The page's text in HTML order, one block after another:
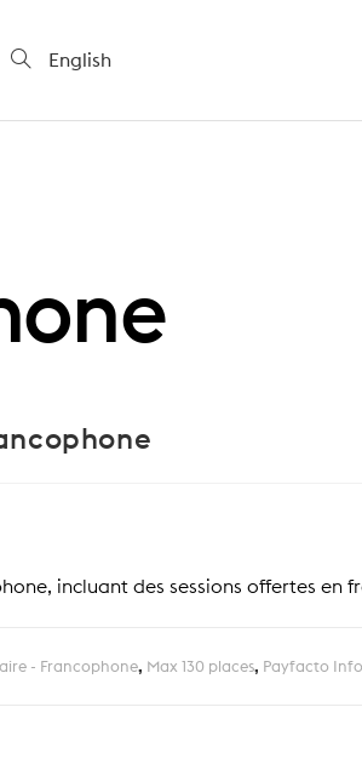
English
incluant des sessions offertes en
- Francophone, Max 130 places, Payfacto